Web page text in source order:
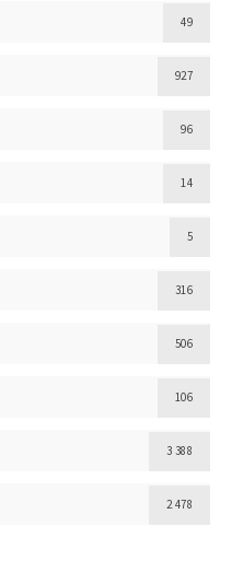
49
927
96
14
5
316
506
106
3 388
2 478